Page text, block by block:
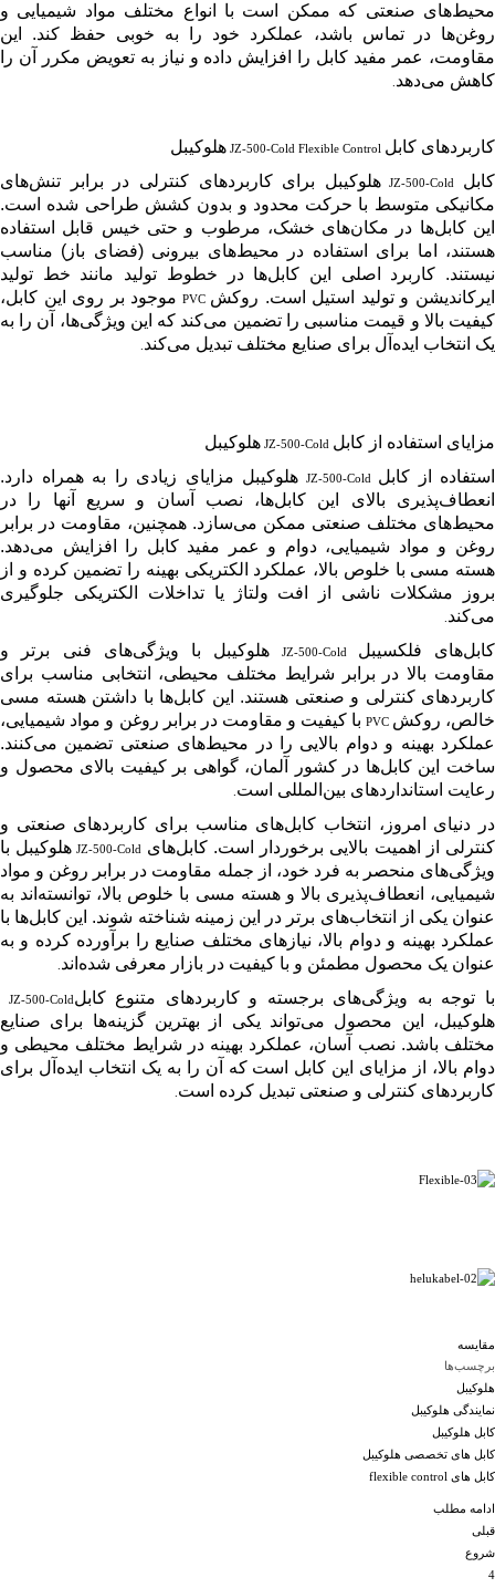
محیط‌های صنعتی که ممکن است با انواع مختلف مواد شیمیایی و
روغن‌ها در تماس باشد، عملکرد خود را به خوبی حفظ کند. این
مقاومت، عمر مفید کابل را افزایش داده و نیاز به تعویض مکرر آن را
کاهش می‌دهد
کاربردهای کابل JZ-500-Cold Flexible Control هلوکیبل
کابل JZ-500-Coldهلوکیبل برای کاربردهای کنترلی در برابر تنش‌های
مکانیکی متوسط با حرکت محدود و بدون کشش طراحی شده است.
این کابل‌ها در مکان‌های خشک، مرطوب و حتی خیس قابل استفاده
هستند، اما برای استفاده در محیط‌های بیرونی (فضای باز) مناسب
نیستند. کاربرد اصلی این کابل‌ها در خطوط تولید مانند خط تولید
ایرکاندیشن و تولید استیل است. روکش PVC موجود بر روی این کابل،
کیفیت بالا و قیمت مناسبی را تضمین می‌کند که این ویژگی‌ها، آن را به
یک انتخاب ایده‌آل برای صنایع مختلف تبدیل می‌کند
مزایای استفاده از کابل JZ-500-Cold هلوکیبل
استفاده از کابل JZ-500-Cold هلوکیبل مزایای زیادی را به همراه دارد.
انعطاف‌پذیری بالای این کابل‌ها، نصب آسان و سریع آنها را در
محیط‌های مختلف صنعتی ممکن می‌سازد. همچنین، مقاومت در برابر
روغن و مواد شیمیایی، دوام و عمر مفید کابل را افزایش می‌دهد.
هسته مسی با خلوص بالا، عملکرد الکتریکی بهینه را تضمین کرده و از
بروز مشکلات ناشی از افت ولتاژ یا تداخلات الکتریکی جلوگیری
می‌کند
کابل‌های فلکسیبل JZ-500-Cold هلوکیبل با ویژگی‌های فنی برتر و
مقاومت بالا در برابر شرایط مختلف محیطی، انتخابی مناسب برای
کاربردهای کنترلی و صنعتی هستند. این کابل‌ها با داشتن هسته مسی
خالص، روکش PVC با کیفیت و مقاومت در برابر روغن و مواد شیمیایی،
عملکرد بهینه و دوام بالایی را در محیط‌های صنعتی تضمین می‌کنند.
ساخت این کابل‌ها در کشور آلمان، گواهی بر کیفیت بالای محصول و
رعایت استانداردهای بین‌المللی است
در دنیای امروز، انتخاب کابل‌های مناسب برای کاربردهای صنعتی و
کنترلی از اهمیت بالایی برخوردار است. کابل‌های JZ-500-Cold هلوکیبل با
ویژگی‌های منحصر به فرد خود، از جمله مقاومت در برابر روغن و مواد
شیمیایی، انعطاف‌پذیری بالا و هسته مسی با خلوص بالا، توانسته‌اند به
عنوان یکی از انتخاب‌های برتر در این زمینه شناخته شوند. این کابل‌ها با
عملکرد بهینه و دوام بالا، نیازهای مختلف صنایع را برآورده کرده و به
عنوان یک محصول مطمئن و با کیفیت در بازار معرفی شده‌اند
با توجه به ویژگی‌های برجسته و کاربردهای متنوع کابلJZ-500-Cold
هلوکیبل، این محصول می‌تواند یکی از بهترین گزینه‌ها برای صنایع
مختلف باشد. نصب آسان، عملکرد بهینه در شرایط مختلف محیطی و
دوام بالا، از مزایای این کابل است که آن را به یک انتخاب ایده‌آل برای
کاربردهای کنترلی و صنعتی تبدیل کرده است
مقایسه
برچسب‌ها
هلوکیبل
نمایندگی هلوکیبل
کابل هلوکیبل
کابل های تخصصی هلوکیبل
کابل های flexible control
ادامه مطلب
قبلی
شروع
4